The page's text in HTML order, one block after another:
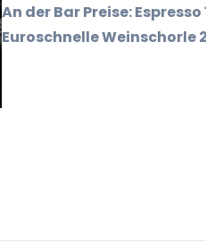
An der Bar Preise:
Euroschnelle Weinschorle